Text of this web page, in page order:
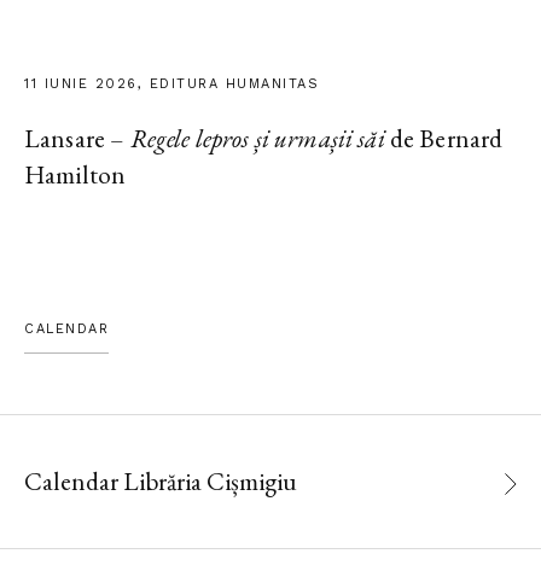
11 IUNIE 2026, EDITURA HUMANITAS
Lansare – Regele lepros și urmașii săide Bernard
Hamilton
CALENDAR
Calendar Librăria Cișmigiu